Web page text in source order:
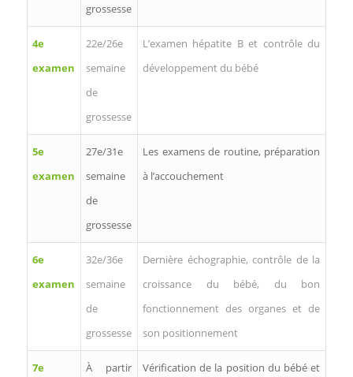
grossesse
4e
examen
22e/26e
semaine
de
grossesse
L’examen hépatite B et contrôle du
développement du bébé
5e
examen
27e/31e
semaine
de
grossesse
Les examens de routine, préparation
à l’accouchement
6e
examen
32e/36e
semaine
de
grossesse
Dernière échographie, contrôle de la
croissance du bébé, du bon
fonctionnement des organes et de
son positionnement
7e À partir Vérification de la position du bébé et